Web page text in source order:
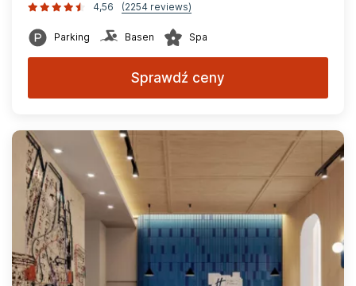
4,56
(2254 reviews)
Parking Basen Spa
Sprawdź ceny